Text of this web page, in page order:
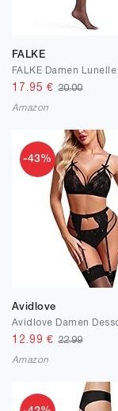
FALKE
17.95 €20.00
Amazon
-43%
Avidlove
12.99 €22.99
Amazon